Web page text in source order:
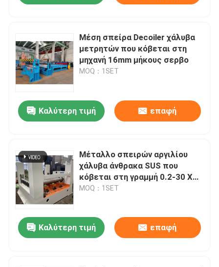
Μέση σπείρα Decoiler χάλυβα
μετρητών που κόβεται στη
μηχανή 16mm μήκους σερβο
MOQ：1SET
Καλύτερη τιμή επαφή
Μέταλλο σπειρών αργιλίου
χάλυβα άνθρακα SUS που
κόβεται στη γραμμή 0.2-30 X
2500 μήκους
MOQ：1SET
Καλύτερη τιμή επαφή